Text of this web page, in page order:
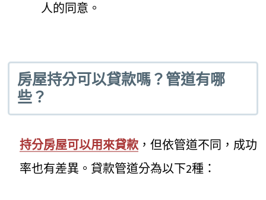
人的同意。
房屋持分可以貸款嗎？管道有哪
些？
持分房屋可以用來貸款，但依管道不同，成功
率也有差異。貸款管道分為以下2種：